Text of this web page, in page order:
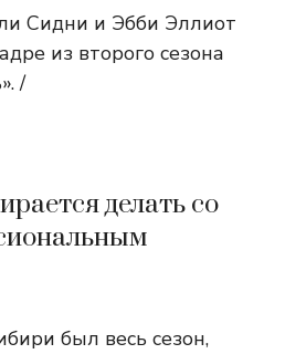
Сидни и Эбби Эллиот
из второго сезона
/
делать со
был весь сезон,